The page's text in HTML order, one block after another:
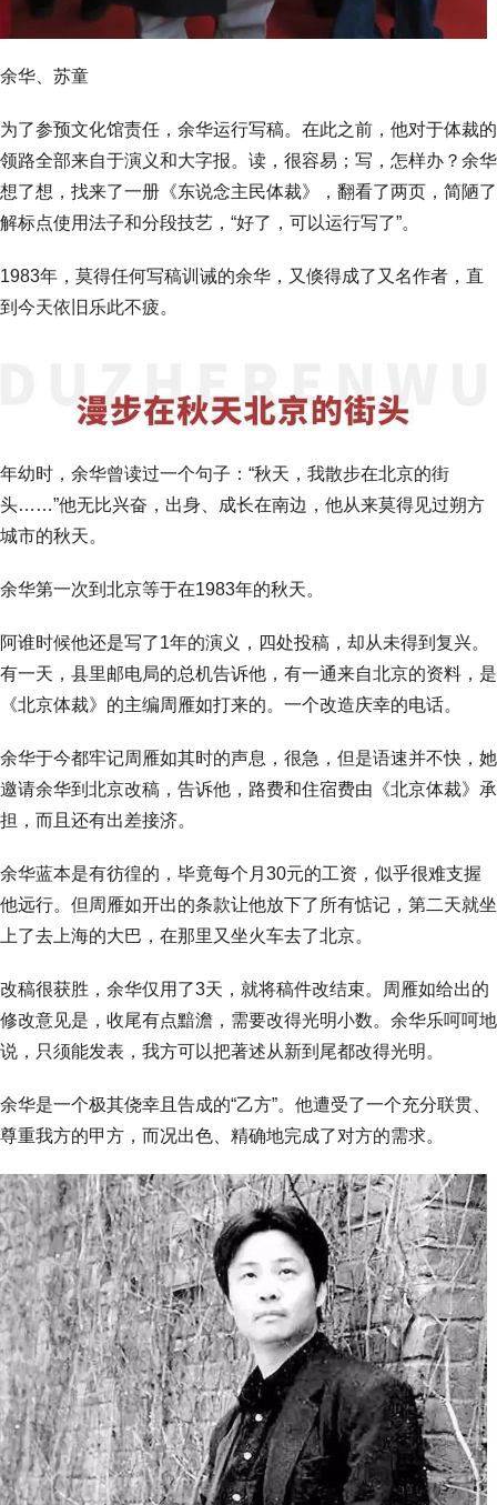
余华、苏童
为了参预文化馆责任，余华运行写稿。在此之前，他对于体裁的
领路全部来自于演义和大字报。读，很容易；写，怎样办？余华
想了想，找来了一册《东说念主民体裁》，翻看了两页，简陋了
解标点使用法子和分段技艺，“好了，可以运行写了”。
1983年，莫得任何写稿训诫的余华，又倏得成了又名作者，直
到今天依旧乐此不疲。
年幼时，余华曾读过一个句子：“秋天，我散步在北京的街
头……”他无比兴奋，出身、成长在南边，他从来莫得见过朔方
城市的秋天。
余华第一次到北京等于在1983年的秋天。
阿谁时候他还是写了1年的演义，四处投稿，却从未得到复兴。
有一天，县里邮电局的总机告诉他，有一通来自北京的资料，是
《北京体裁》的主编周雁如打来的。一个改造庆幸的电话。
余华于今都牢记周雁如其时的声息，很急，但是语速并不快，她
邀请余华到北京改稿，告诉他，路费和住宿费由《北京体裁》承
担，而且还有出差接济。
余华蓝本是有彷徨的，毕竟每个月30元的工资，似乎很难支握
他远行。但周雁如开出的条款让他放下了所有惦记，第二天就坐
上了去上海的大巴，在那里又坐火车去了北京。
改稿很获胜，余华仅用了3天，就将稿件改结束。周雁如给出的
修改意见是，收尾有点黯澹，需要改得光明小数。余华乐呵呵地
说，只须能发表，我方可以把著述从新到尾都改得光明。
余华是一个极其侥幸且告成的“乙方”。他遭受了一个充分联贯、
尊重我方的甲方，而况出色、精确地完成了对方的需求。